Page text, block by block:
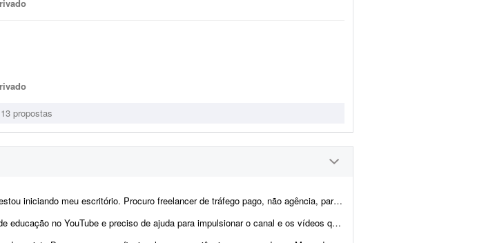
propostas
meu escritório. Procuro freelancer de tráfego pago, não agência, para começarmos pequeno e crescermos juntos conforme os resultados ...
e preciso de ajuda para impulsionar o canal e os vídeos que serão publicados. O canal foi criado esta semana e possui 1 v...